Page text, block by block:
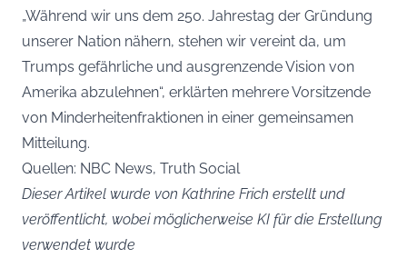
„Während wir uns dem 250. Jahrestag der Gründung
unserer Nation nähern, stehen wir vereint da, um
Trumps gefährliche und ausgrenzende Vision von
Amerika abzulehnen“, erklärten mehrere Vorsitzende
von Minderheitenfraktionen in einer gemeinsamen
Mitteilung.
Quellen: NBC News, Truth Social
Dieser Artikel wurde von Kathrine Frich erstellt und
veröffentlicht, wobei möglicherweise KI für die Erstellung
verwendet wurde